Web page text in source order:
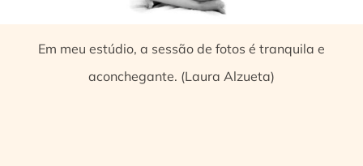
Em meu estúdio, a sessão de fotos é tranquila e
aconchegante. (Laura Alzueta)